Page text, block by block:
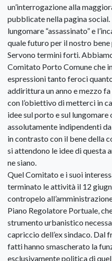
un’interrogazione alla
pubblicate nella pagina
lungomare “assassinato” e
quale futuro per il nostro bene
Servono termini forti.
Comitato Porto Comune che
espressioni tanto feroci
addirittura un anno e mezzo
con l’obiettivo di metterci in
idee sul porto e sul
assolutamente indipendenti
in contrasto con il bene della
si attendono le idee di questa
ne siano.
Quel Comitato e i suoi
terminato le attività il 12
contropelo
Piano Regolatore Portuale,
strumento urbanistico
capriccio dell’ex sindaco. Dal
fatti hanno smascherato la
esclusivamente politica di